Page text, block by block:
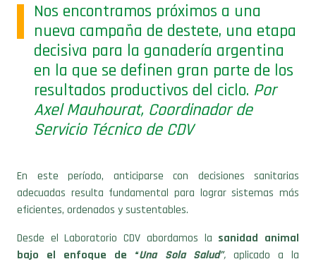
Nos encontramos próximos a una
nueva campaña de destete, una etapa
decisiva para la ganadería argentina
en la que se definen gran parte de los
resultados productivos del ciclo. Por
Axel Mauhourat, Coordinador de
Servicio Técnico de CDV
En este período, anticiparse con decisiones sanitarias
adecuadas resulta fundamental para lograr sistemas más
eficientes, ordenados y sustentables.
Desde el Laboratorio CDV abordamos la sanidad animal
bajo el enfoque de “Una Sola Salud”,aplicado a la